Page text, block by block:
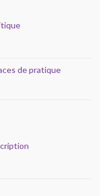
de pratique